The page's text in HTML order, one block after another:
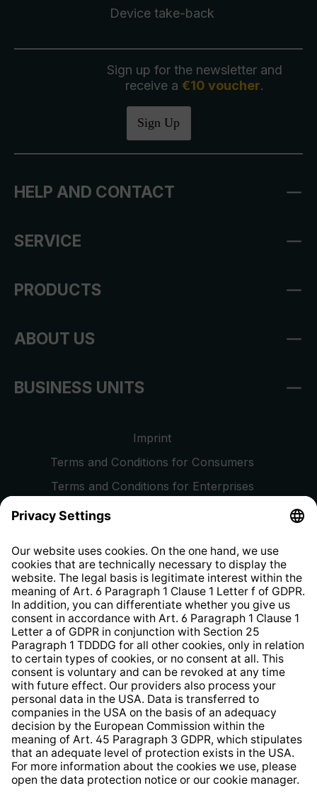
Device take-back
Sign up for the newsletter and
receive a €10 voucher.
Sign Up
HELP AND CONTACT
SERVICE
PRODUCTS
ABOUT US
BUSINESS UNITS
Imprint
Terms and Conditions for Consumers
Terms and Conditions for Enterprises
Privacy Policy
Whistleblower Protection System
Web Accessibility